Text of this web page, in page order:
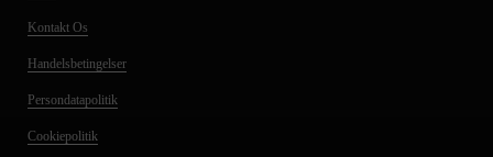
Kontakt Os
Handelsbetingelser
Persondatapolitik
Cookiepolitik